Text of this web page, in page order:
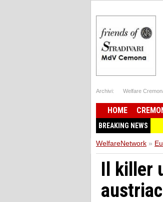
Archivi: Welfare
HOME
BREAKING NEWS
WelfareNetwork »
Il killer